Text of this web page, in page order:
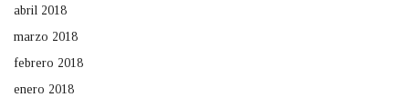
abril 2018
marzo 2018
febrero 2018
enero 2018